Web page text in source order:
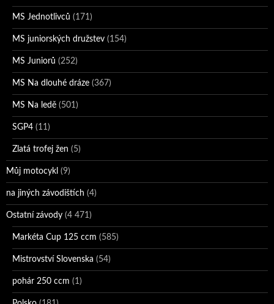
MS Jednotlivců (171)
MS juniorských družstev (154)
MS Juniorů (252)
MS Na dlouhé dráze (367)
MS Na ledě (501)
SGP4 (11)
Zlatá trofej žen (5)
Můj motocykl (9)
na jiných závodištích (4)
Ostatní závody (4 471)
Markéta Cup 125 ccm (585)
Mistrovství Slovenska (54)
pohár 250 ccm (1)